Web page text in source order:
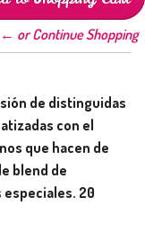
← or Continue Shopping
de distinguidas
con el
que hacen de
blend de
20